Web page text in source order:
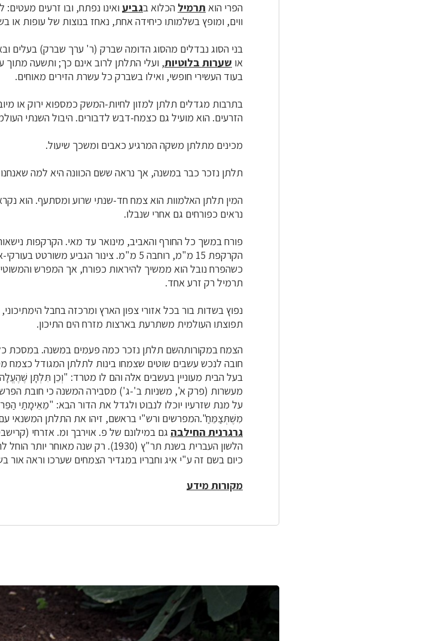
הפרי הוא תרמיל הכלוא בגביע
ווים, ומופץ בשלמותו כיחידה אחת, נאחז בנוצות של עופות או
בני הסוג נבדלים מהסוג הדומה שברק (ר' ערך שברק) בעלים
או שערות בלוטיות, ועלי התלתן לרוב אינם כך; ותשעה מתוך
בעוד העשירי חופשי, ואילו בשברק כל עשרת הזירים מאוחים.
בתרבות מגדלים תלתן למזון לחיות-המשק כמספוא ירוק או
הזרעים. הוא מועיל גם כצמח-דבש לדבורים. היבול השנתי העולמי הוא 84 מיליון
מכינים מתלתן משקה המרגיע כאבים ומשכך שיעול.
תלתן נזכר כבר במשנה, אך נראה ששם הכוונה היא למה
המין תלתן האלמוות הוא צמח חד-שנתי שרוע ומסתעף. הוא
נראים כפורחים גם אחרי שנבלו.
פורח במשך כל החורף והאביב, מינואר עד מאי. הקרקפות
הקרקפת גביע משורטט
כשהפרח נובל הוא ממשיך להיראות כפורח, אך המפרש
תרמיל רק זרע אחד.
נפוץ בשדות בור בכל אזורי צפון הארץ ומרכזה בחבל
תפוצתו העולמית משתרעת בארצות מזרח הים התיכון.
הצמח במקורותהשם תלתן נזכר כמה פעמים במשנה. במסכת
חובה לנכש עשבים שוטים שצמחו בינות לתלתן המגודל כצמח
בעל הבית מעוניין בעשבים אלה והם לו מטרד: "וְכֵן תִּלְתָּן
מעשרות (פרק א', משניות ב'-ג') מסבירה המשנה כי חובת
על מנת שזרעיו יוכלו לנבוט ולגדל את הדור הבא: "מֵאֵימָתַי
מִשֶּׁתְּצַמֵּחַ".המפרשים ורש"י בראשם, זיהו את התלתן המשנאי עם
גרגרנית החילבה גם במילונם של פ. אוירבך ומ. אזרחי
הלשון העברית בשנת תר"ץ (1930). רק
כיום בשם זה ע"י איג וחבריו במגדיר הצמחים שערכו וראה אור בשנת
מקורות מידע